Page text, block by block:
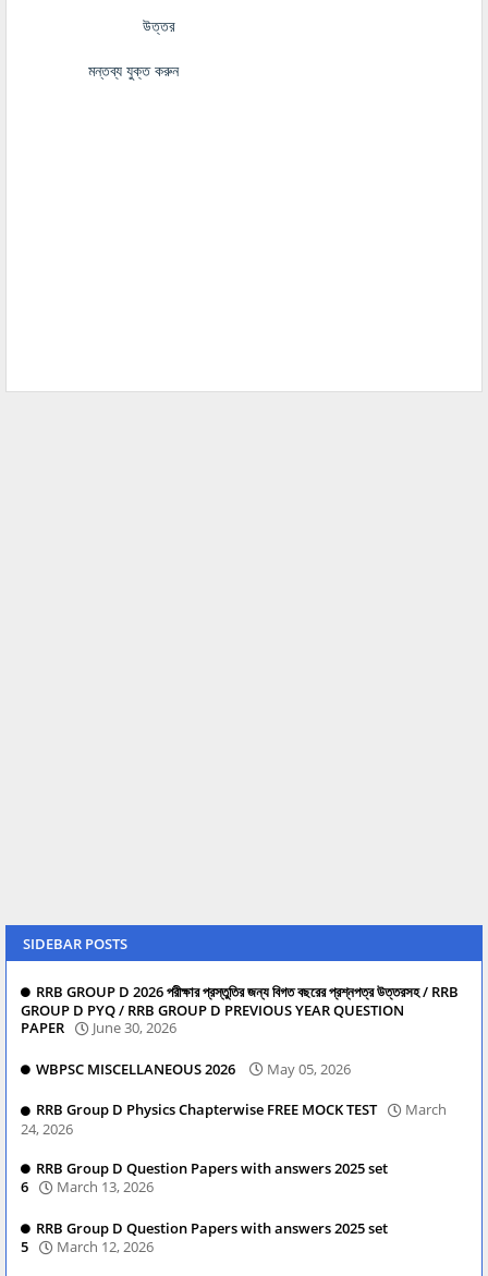
উত্তর
মন্তব্য যুক্ত করুন
SIDEBAR POSTS
RRB GROUP D 2026 পরীক্ষার প্রস্তুতির জন্য বিগত বছরের প্রশ্নপত্র উত্তরসহ / RRB
GROUP D PYQ / RRB GROUP D PREVIOUS YEAR QUESTION
PAPER
June 30, 2026
WBPSC MISCELLANEOUS 2026 May 05, 2026
RRB Group D Physics Chapterwise FREE MOCK TEST
March
24, 2026
RRB Group D Question Papers with answers 2025 set
6
March 13, 2026
RRB Group D Question Papers with answers 2025 set
5
March 12, 2026